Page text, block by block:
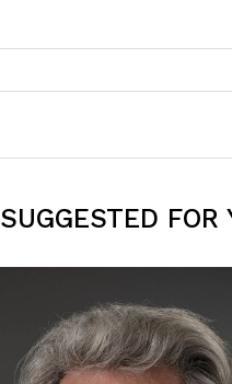
SUGGESTED FOR